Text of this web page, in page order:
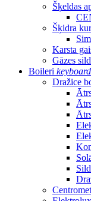
Šķeldas
Šķidra
Karsta
Gāzes
Boileri
Dražice